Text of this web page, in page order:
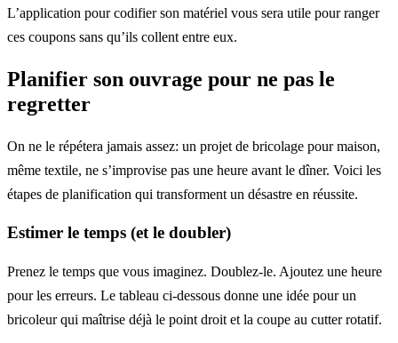
L’application pour codifier son matériel vous sera utile pour ranger
ces coupons sans qu’ils collent entre eux.
Planifier son ouvrage pour ne pas le
regretter
On ne le répétera jamais assez: un projet de bricolage pour maison,
même textile, ne s’improvise pas une heure avant le dîner. Voici les
étapes de planification qui transforment un désastre en réussite.
Estimer le temps (et le doubler)
Prenez le temps que vous imaginez. Doublez-le. Ajoutez une heure
pour les erreurs. Le tableau ci-dessous donne une idée pour un
bricoleur qui maîtrise déjà le point droit et la coupe au cutter rotatif.